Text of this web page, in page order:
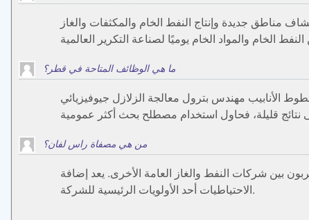
مناطق جديدة وإنتاج النفط الخام والمكثفات والغاز
ما هي الوظائف المتاحة في قطر؟
مهندس بترول معالجة الزلازل جيوفيزيائي
من هي مصفاة راس لفان؟
بين شركات النفط والغاز العامة الأخرى. يعد إضافة
الاحتياطيات أحد الأولويات الرئيسية للشركة.